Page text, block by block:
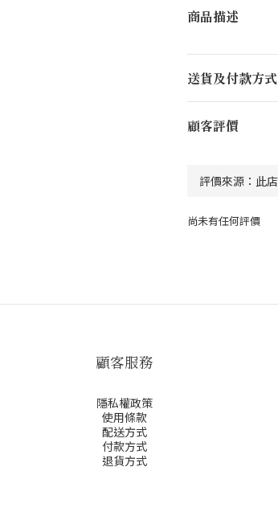
商品描述
送貨及付款方式
顧客評價
尚未有任何評價
顧客服務
隱私權政策
使用條款
配送方式
付款方式
退貨方式